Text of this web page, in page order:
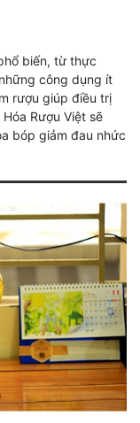
biến, từ thực
công dụng ít
rượu giúp điều trị
Rượu Việt sẽ
bóp giảm đau nhức